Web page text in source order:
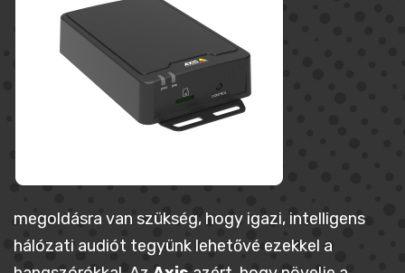
megoldásra van szükség, hogy igazi, intelligens
hálózati audiót tegyünk lehetővé ezekkel a